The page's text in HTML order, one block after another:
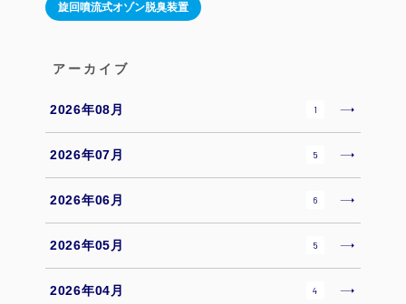
旋回噴流式オゾン脱臭装置
アーカイブ
2026年08月 1
2026年07月 5
2026年06月 6
2026年05月 5
2026年04月 4